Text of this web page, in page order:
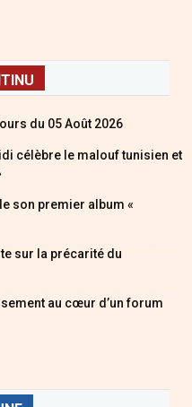
du 05 Août 2026
célèbre le malouf tunisien et
son premier album «
sur la précarité du
au cœur d’un forum